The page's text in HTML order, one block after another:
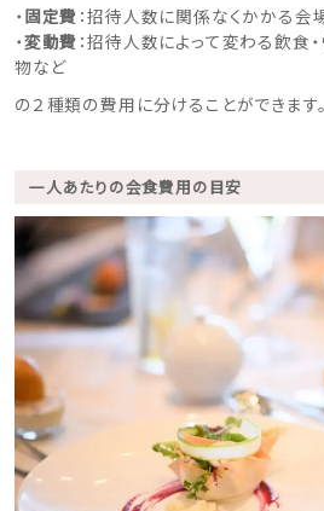
・ 固定費 ：招待人数に関係なくかかる
・変動費 ：招待人数によって変わる飲食
物など
の２種類の費用に分けることができます。
一人あたりの会食費用の目安